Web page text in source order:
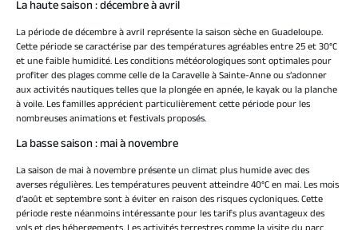
La haute saison : décembre à avril
La période de décembre à avril représente la saison sèche en Guadeloupe.
Cette période se caractérise par des températures agréables entre 25 et 30°C
et une faible humidité. Les conditions météorologiques sont optimales pour
profiter des plages comme celle de la Caravelle à Sainte-Anne ou s’adonner
aux activités nautiques telles que la plongée en apnée, le kayak ou la planche
à voile. Les familles apprécient particulièrement cette période pour les
nombreuses animations et festivals proposés.
La basse saison : mai à novembre
La saison de mai à novembre présente un climat plus humide avec des
averses régulières. Les températures peuvent atteindre 40°C en mai. Les mois
d’août et septembre sont à éviter en raison des risques cycloniques. Cette
période reste néanmoins intéressante pour les tarifs plus avantageux des